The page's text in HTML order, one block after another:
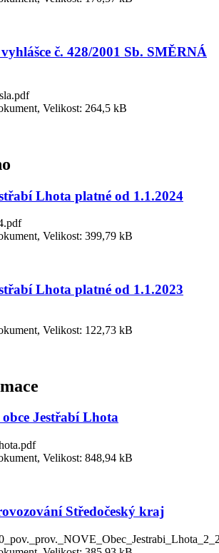
č. 428/2001 Sb. SMĚRNÁ
Velikost: 264,5 kB
Lhota platné od 1.1.2024
Velikost: 399,79 kB
Lhota platné od 1.1.2023
Velikost: 122,73 kB
Jestřabí Lhota
Velikost: 848,94 kB
Středočeský kraj